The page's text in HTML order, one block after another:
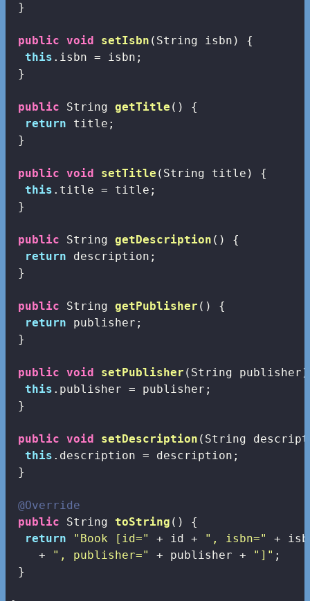
}
public void setIsbn (String isbn)
{
this .isbn = isbn;
}
public String getTitle ()
{
return title;
}
public void setTitle (String title)
{
this .title = title;
}
public String getDescription ()
{
return description;
}
public String getPublisher ()
{
return publisher;
}
public void setPublisher (String publisher)
this .publisher = publisher;
}
public void setDescription (String
this .description = description;
}
@Override
public String toString ()
{
return
"Book [id=" + id + ", isbn="
+
    +
", publisher=" + publisher + "]" ;
}